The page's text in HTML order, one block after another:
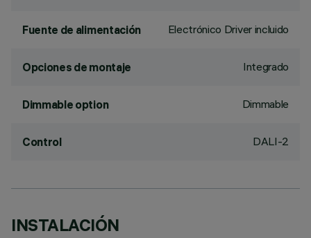
Fuente de alimentación Electrónico Driver incluido
Opciones de montaje Integrado
Dimmable option Dimmable
Control DALI-2
INSTALACIÓN